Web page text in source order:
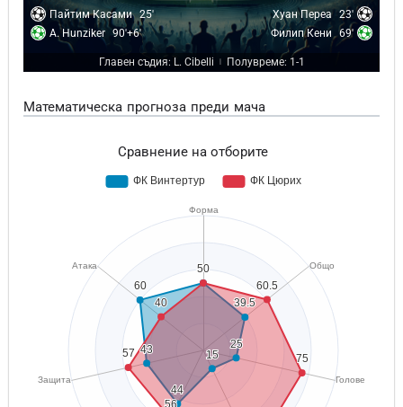
Пайтим Касами 25'
A. Hunziker 90'+6'
Хуан Переа
23'
Филип Кени
69'
Главен съдия: L. Cibelli Полувреме: 1-1
Математическа прогноза преди мача
Сравнение на отборите